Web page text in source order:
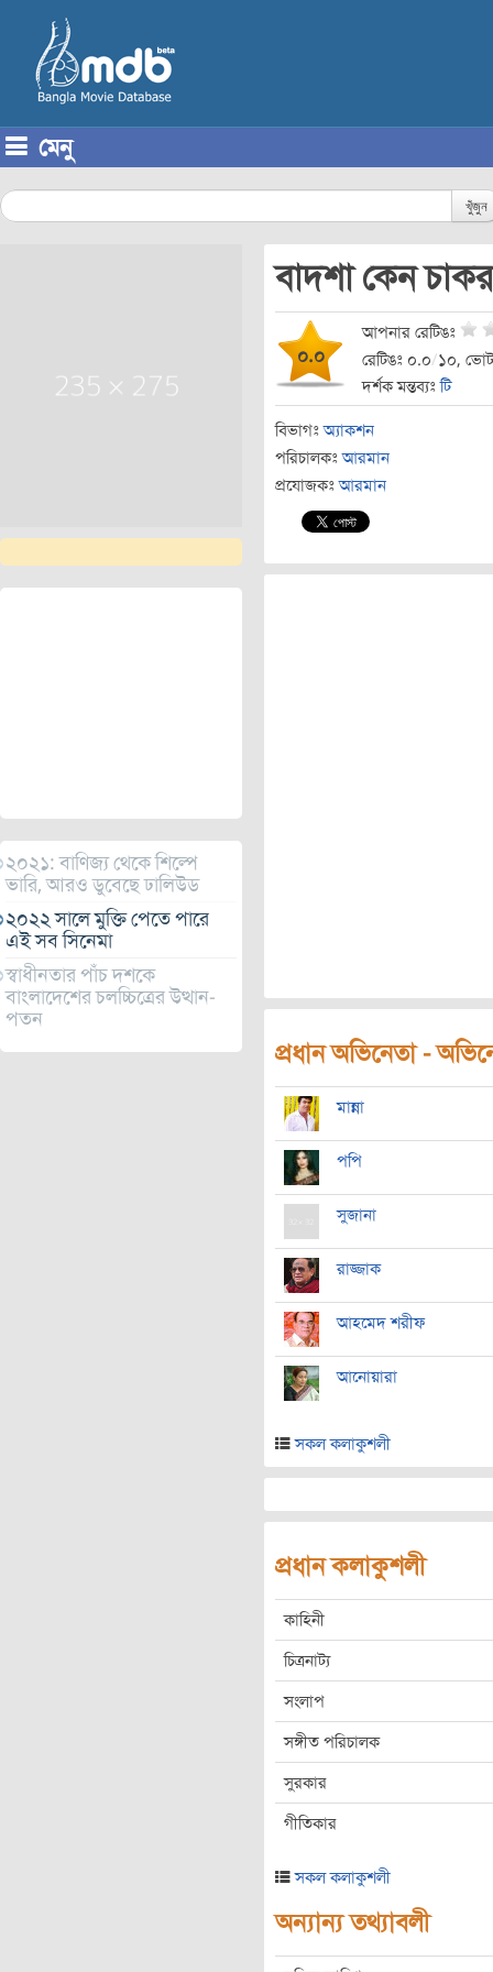
মেনু
খুঁজুন
২০২১: বাণিজ্য থেকে শিল্পে
ভারি, আরও ডুবেছে ঢালিউড
২০২২ সালে মুক্তি পেতে পারে
এই সব সিনেমা
স্বাধীনতার পাঁচ দশকে
বাংলাদেশের চলচ্চিত্রের উত্থান-
পতন
বাদশা কেন
০.০
আপনার রেটিঙঃ
রেটিঙঃ ০.০/১০,
দর্শক মন্তব্যঃটি
বিভাগঃ অ্যাকশন
পরিচালকঃ আরমান
প্রযোজকঃ আরমান
প্রধান অভিনেতা -
মান্না
পপি
সুজানা
রাজ্জাক
আহমেদ শরীফ
আনোয়ারা
সকল কলাকুশলী
প্রধান কলাকুশলী
কাহিনী
চিত্রনাট্য
সংলাপ
সঙ্গীত পরিচালক
সুরকার
গীতিকার
সকল কলাকুশলী
অন্যান্য তথ্যাবলী